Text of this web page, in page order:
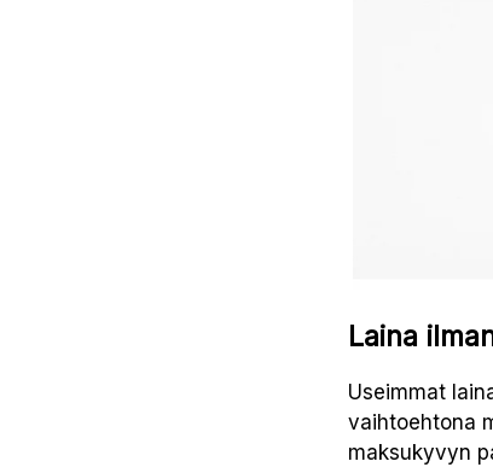
Laina
Useimmat
vaihtoehtona
maksukyvyn